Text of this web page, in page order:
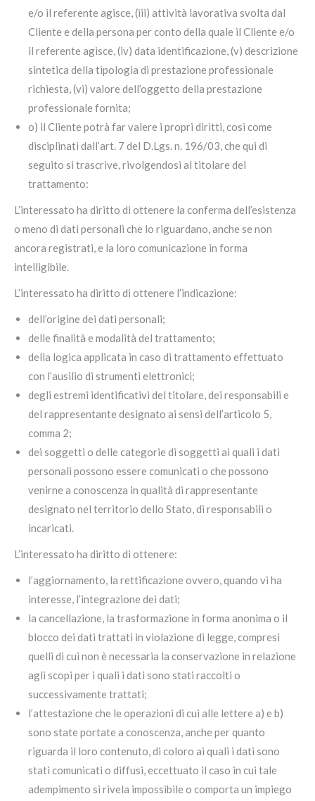
e/o il referente agisce, (iii) attività lavorativa svolta dal
Cliente e della persona per conto della quale il Cliente e/o
il referente agisce, (iv) data identificazione, (v) descrizione
sintetica della tipologia di prestazione professionale
richiesta, (vi) valore dell’oggetto della prestazione
professionale fornita;
o) il Cliente potrà far valere i propri diritti, così come
disciplinati dall’art. 7 del D.Lgs. n. 196/03, che qui di
seguito si trascrive, rivolgendosi al titolare del
trattamento:
L’interessato ha diritto di ottenere la conferma dell’esistenza
o meno di dati personali che lo riguardano, anche se non
ancora registrati, e la loro comunicazione in forma
intelligibile.
L’interessato ha diritto di ottenere l’indicazione:
dell’origine dei dati personali;
delle finalità e modalità del trattamento;
della logica applicata in caso di trattamento effettuato
con l’ausilio di strumenti elettronici;
degli estremi identificativi del titolare, dei responsabili e
del rappresentante designato ai sensi dell’articolo 5,
comma 2;
dei soggetti o delle categorie di soggetti ai quali i dati
personali possono essere comunicati o che possono
venirne a conoscenza in qualità di rappresentante
designato nel territorio dello Stato, di responsabili o
incaricati.
L’interessato ha diritto di ottenere:
l’aggiornamento, la rettificazione ovvero, quando vi ha
interesse, l’integrazione dei dati;
la cancellazione, la trasformazione in forma anonima o il
blocco dei dati trattati in violazione di legge, compresi
quelli di cui non è necessaria la conservazione in relazione
agli scopi per i quali i dati sono stati raccolti o
successivamente trattati;
l’attestazione che le operazioni di cui alle lettere a) e b)
sono state portate a conoscenza, anche per quanto
riguarda il loro contenuto, di coloro ai quali i dati sono
stati comunicati o diffusi, eccettuato il caso in cui tale
adempimento si rivela impossibile o comporta un impiego